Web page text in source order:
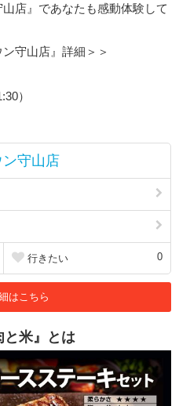
店』であなたも感動体験して
守山店』詳細＞＞
）
守山店
行きたい 0
はこちら
と米』とは